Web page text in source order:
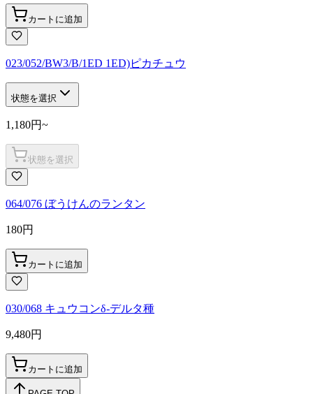
カートに追加
023/052/BW3/B/1ED 1ED)ピカチュウ
状態を選択
1,180円~
状態を選択
064/076 ぼうけんのランタン
180円
カートに追加
030/068 キュウコンδ-デルタ種
9,480円
カートに追加